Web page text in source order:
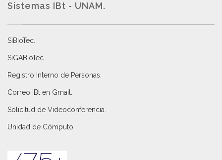
Sistemas IBt - UNAM.
SiBioTec
SiGABioTec.
Registro Interno de Personas
Correo IBt en Gmail
Solicitud de Videoconferencia.
Unidad de Cómputo